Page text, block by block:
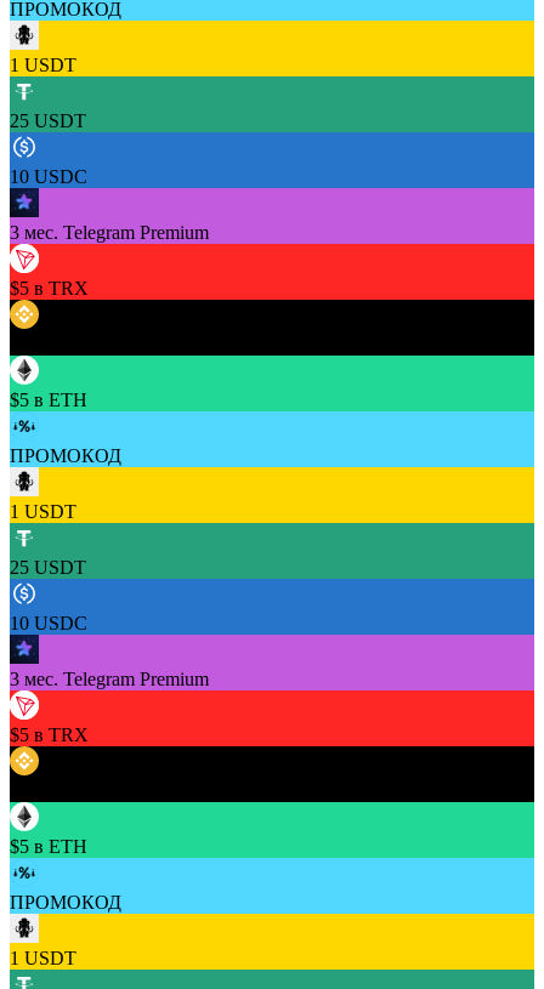
ПРОМОКОД
1 USDT
25 USDT
10 USDC
3 мес. Telegram Premium
$5 в TRX
$5 в ETH
ПРОМОКОД
1 USDT
25 USDT
10 USDC
3 мес. Telegram Premium
$5 в TRX
$5 в ETH
ПРОМОКОД
1 USDT